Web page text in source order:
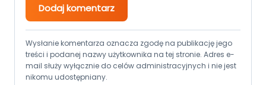
Dodaj komentarz
Wysłanie komentarza oznacza zgodę na publikację jego
treści i podanej nazwy użytkownika na tej stronie. Adres e-
mail służy wyłącznie do celów administracyjnych i nie jest
nikomu udostępniany.